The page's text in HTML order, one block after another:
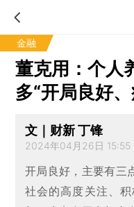
金融
董克用：个人
多“开局良好
文｜财新 丁锋
2024年04月26日 15:55
开局良好，主要有三
社会的高度关注、